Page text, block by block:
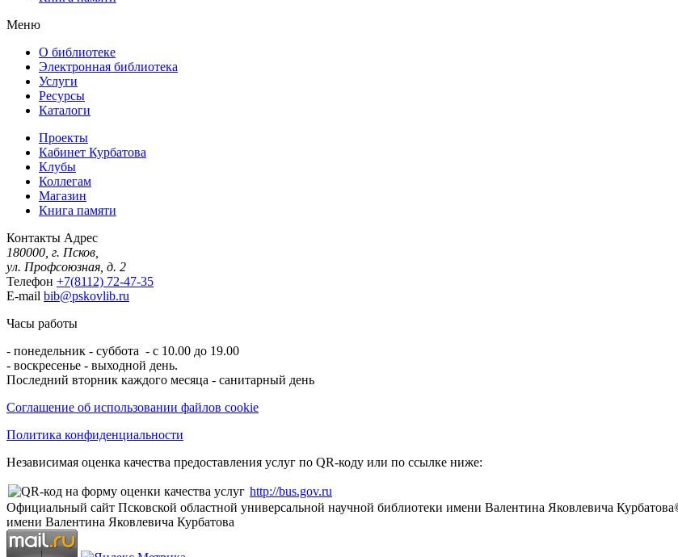
Меню
О библиотеке
Электронная библиотека
Услуги
Ресурсы
Каталоги
Проекты
Кабинет Курбатова
Клубы
Коллегам
Магазин
Книга памяти
Контакты Адрес
180000, г. Псков,
ул. Профсоюзная, д. 2
Телефон +7(8112) 72-47-35
E-mail bib@pskovlib.ru
Часы работы
- понедельник - суббота - с 10.00 до 19.00
- воскресенье - выходной день.
Последний вторник каждого месяца - санитарный день
Соглашение об использовании файлов cookie
Политика конфиденциальности
Независимая оценка качества предоставления услуг по QR-коду или по ссылке ниже:
http://bus.gov.ru
Официальный сайт Псковской областной универсальной научной библиотеки имени Валентина Яковлевича Курбатова
имени Валентина Яковлевича Курбатова